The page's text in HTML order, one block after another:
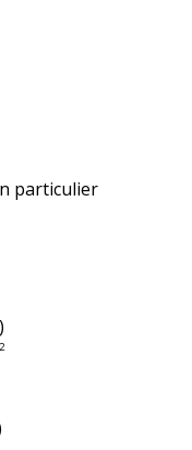
particulier
2